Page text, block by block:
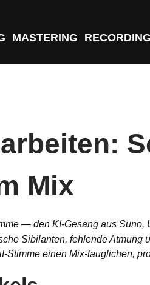
MASTERING RECORDING
Mix
— den KI-Gesang aus
Sibilanten, fehlende Atmung
Stimme einen Mix-tauglichen,